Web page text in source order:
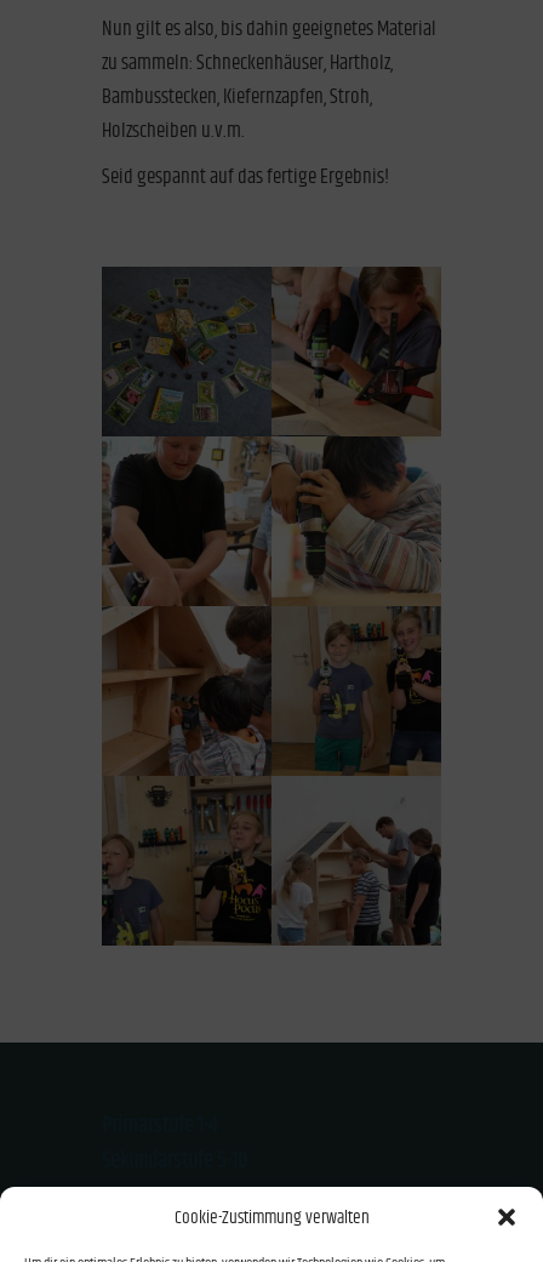
Cookie-Zustimmung verwalten
Nun gilt es also, bis dahin geeignetes Material
zu sammeln: Schneckenhäuser, Hartholz,
Bambusstecken, Kiefernzapfen, Stroh,
Holzscheiben u.v.m.
Seid gespannt auf das fertige Ergebnis!
Kloster-Mondsee-Str. 20